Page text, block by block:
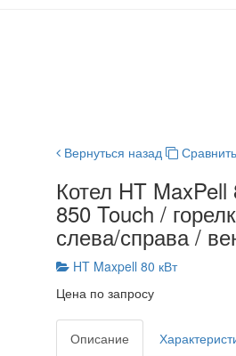
Вернуться назад Сравнить
Котел HT
850 Touch /
слева/справа /
HT Maxpell 80 кВт
Цена по запросу
Описание